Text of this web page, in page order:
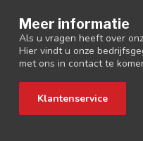
Meer informatie
Als u vragen heeft over
Hier vindt u onze
met ons in contact te
Klantenservice